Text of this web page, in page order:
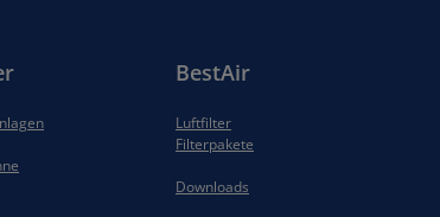
BestAir
Luftfilter
Filterpakete
Downloads